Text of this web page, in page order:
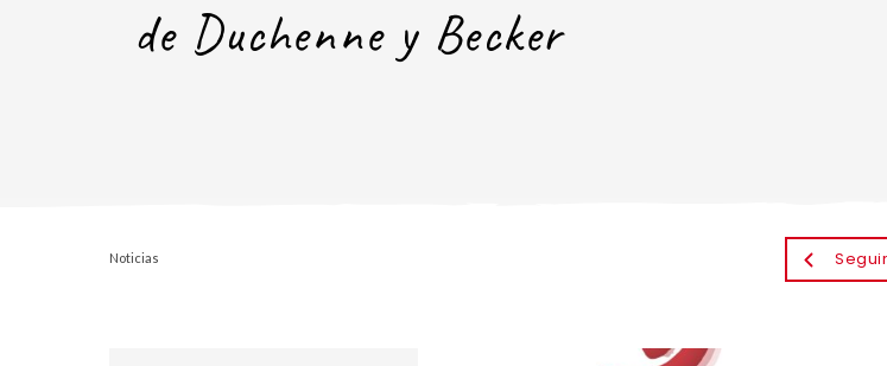
de Duchenne y Becker
Noticias